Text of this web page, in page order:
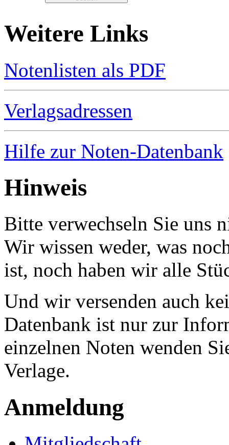
Weitere Links
Notenlisten als PDF
Verlagsadressen
Hilfe zur Noten-Datenbank
Hinweis
Bitte verwechseln Sie uns
Wir wissen weder, was
ist, noch haben wir alle
Und wir versenden auch
Datenbank ist nur zur
einzelnen Noten wenden
Verlage.
Anmeldung